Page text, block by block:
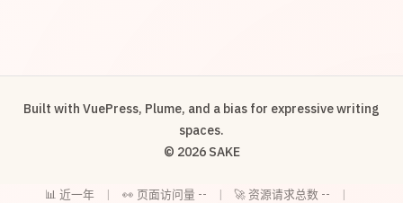
Built with VuePress, Plume, and a bias for expressive writing
spaces.
© 2026 SAKE
📊 近一年 | 👀 页面访问量 -- | 🚀 资源请求总数 --
|